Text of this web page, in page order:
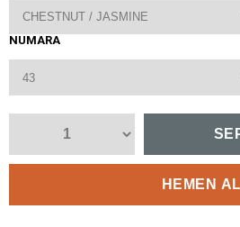
NUMARA